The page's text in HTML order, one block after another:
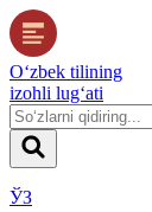
O‘zbek tilining
izohli lug‘ati
ЎЗ